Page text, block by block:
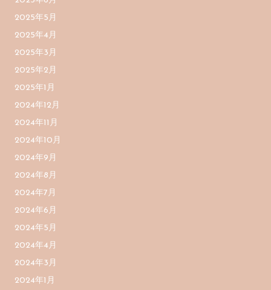
2025年5月
2025年4月
2025年3月
2025年2月
2025年1月
2024年12月
2024年11月
2024年10月
2024年9月
2024年8月
2024年7月
2024年6月
2024年5月
2024年4月
2024年3月
2024年1月